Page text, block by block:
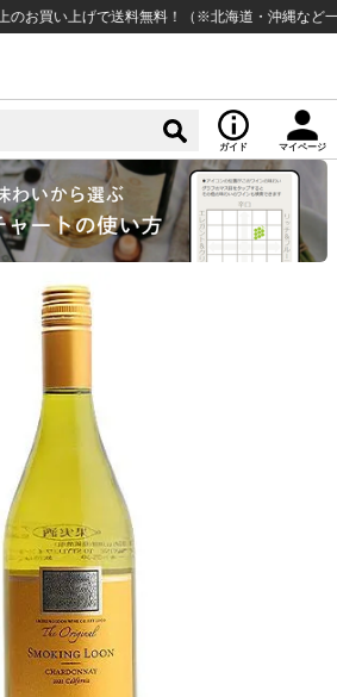
上げで送料無料！（※北海道・沖縄など一部例
ガイド マイページ